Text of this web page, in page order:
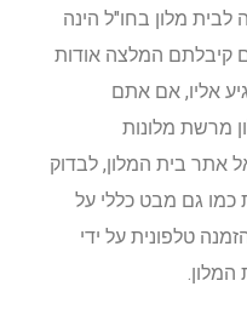
מלון בחו"ל הינה
המלצה אודות
אליו, אם אתם
מלונות
בית המלון, לבדוק
גם מבט כללי על
טלפונית על ידי